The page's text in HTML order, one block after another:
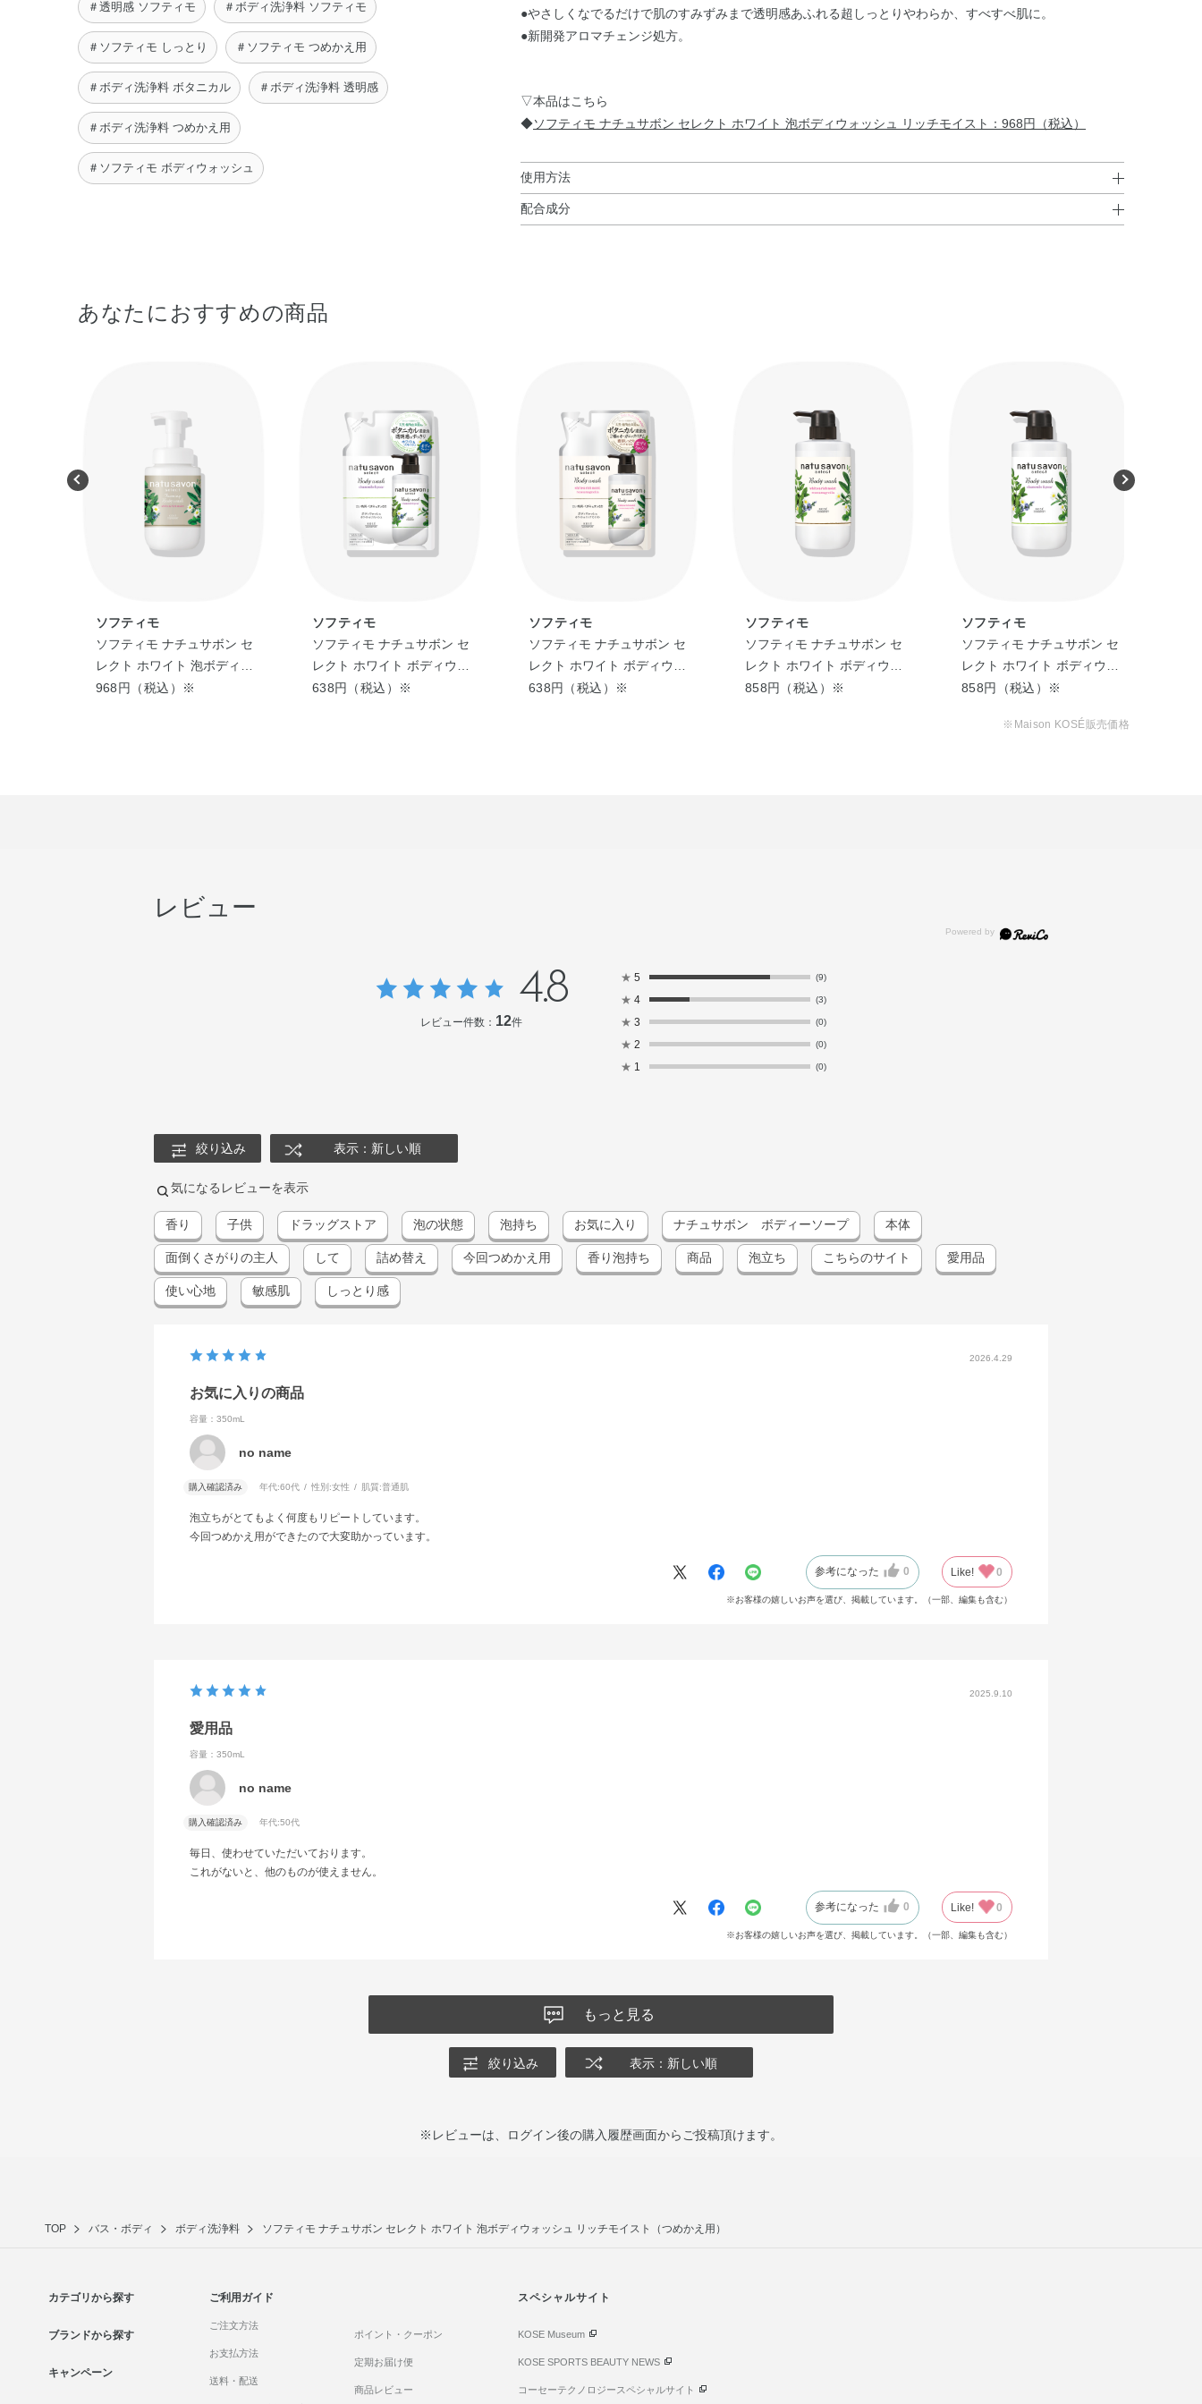
＃透明感 ソフティモ ＃ボディ洗浄料 ソフティモ
＃ソフティモ しっとり ＃ソフティモ つめかえ用
＃ボディ洗浄料 ボタニカル ＃ボディ洗浄料 透明感
＃ボディ洗浄料 つめかえ用
＃ソフティモ ボディウォッシュ
●やさしくなでるだけで肌のすみずみまで透明感あふれる超しっとりやわらか、すべすべ肌に。
●新開発アロマチェンジ処方。
▽本品はこちら
◆ソフティモ ナチュサボン セレクト ホワイト 泡ボディウォッシュ リッチモイスト：968円（税込）
使用方法
使用方法
配合成分
あなたにおすすめの商品
ソフティモ
ソフティモ ナチュサボン セ
レクト ホワイト 泡ボディウ
ォッシュ リッチモイスト
968円（税込）※
ソフティモ
ソフティモ ナチュサボン セ
レクト ホワイト ボディウォ
ッシュ リフレッシュ つめか
638円（税込）※
ソフティモ
ソフティモ ナチュサボン セ
レクト ホワイト ボディウォ
ッシュ リッチモイスト（つ
638円（税込）※
ソフティモ
ソフティモ ナチュサボン セ
レクト ホワイト ボディウォ
ッシュ リッチモイスト
858円（税込）※
ソフティモ
ソフティモ ナチュサボン セ
レクト ホワイト ボディウォ
ッシュ リフレッシュ
858円（税込）※
※Maison KOSÉ販売価格
レビュー
4.8
レビュー件数： 12件
★ 5 (9)
★ 4 (3)
★ 3 (0)
★ 2 (0)
★ 1 (0)
絞り込み 表示：新しい順
気になるレビューを表示
香り 子供 ドラッグストア 泡の状態 泡持ち お気に入り ナチュサボン ボディーソープ 本体
面倒くさがりの主人 して 詰め替え 今回つめかえ用 香り泡持ち 商品 泡立ち こちらのサイト 愛用品
使い心地 敏感肌 しっとり感
2026.4.29
お気に入りの商品
容量：350mL
no name
購入確認済み 年代:60代 性別:女性 肌質:普通肌
泡立ちがとてもよく何度もリピートしています。
今回つめかえ用ができたので大変助かっています。
参考になった 0 Like! 0
※お客様の嬉しいお声を選び、掲載しています。（一部、編集も含む）
2025.9.10
愛用品
容量：350mL
no name
購入確認済み 年代:50代
毎日、使わせていただいております。
これがないと、他のものが使えません。
参考になった 0 Like! 0
※お客様の嬉しいお声を選び、掲載しています。（一部、編集も含む）
もっと見る
絞り込み 表示：新しい順
※レビューは、ログイン後の購入履歴画面からご投稿頂けます。
TOP バス・ボディ ボディ洗浄料 ソフティモ ナチュサボン セレクト ホワイト 泡ボディウォッシュ リッチモイスト（つめかえ用）
カテゴリから探す
ブランドから探す
キャンペーン
ご利用ガイド
ご注文方法
お支払方法
送料・配送
ポイント・クーポン
定期お届け便
商品レビュー
スペシャルサイト
KOSE Museum
KOSE SPORTS BEAUTY NEWS
コーセーテクノロジースペシャルサイト